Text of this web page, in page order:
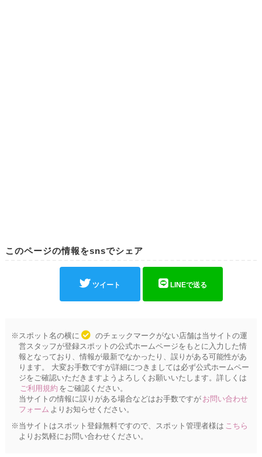
このページの情報をsnsでシェア
ツイート LINEで送る
※スポット名の横に
のチェックマークがない店舗は当サイトの運
営スタッフが登録スポットの公式ホームページをもとに入力した情
報となっており、情報が最新でなかったり、誤りがある可能性があ
ります。 大変お手数ですが詳細につきましては必ず公式ホームペー
ジをご確認いただきますようよろしくお願いいたします。詳しくは
ご利用規約 をご確認ください。
当サイトの情報に誤りがある場合などはお手数ですが お問い合わせ
フォーム よりお知らせください。
※当サイトはスポット登録無料ですので、スポット管理者様は こちら
よりお気軽にお問い合わせください。